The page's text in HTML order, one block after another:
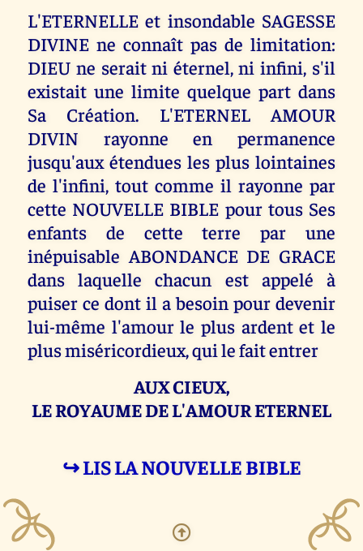
L'ETERNELLE et insondable SAGESSE
DIVINE ne connaît pas de limitation:
DIEU ne serait ni éternel, ni infini, s'il
existait une limite quelque part dans
Sa Création. L'ETERNEL AMOUR
DIVIN rayonne en permanence
jusqu'aux étendues les plus lointaines
de l'infini, tout comme il rayonne par
cette NOUVELLE BIBLE pour tous Ses
enfants de cette terre par une
inépuisable ABONDANCE DE GRACE
dans laquelle chacun est appelé à
puiser ce dont il a besoin pour devenir
lui-même l'amour le plus ardent et le
plus miséricordieux, qui le fait entrer
AUX CIEUX,
LE ROYAUME DE L'AMOUR ETERNEL
↪ LIS LA NOUVELLE BIBLE